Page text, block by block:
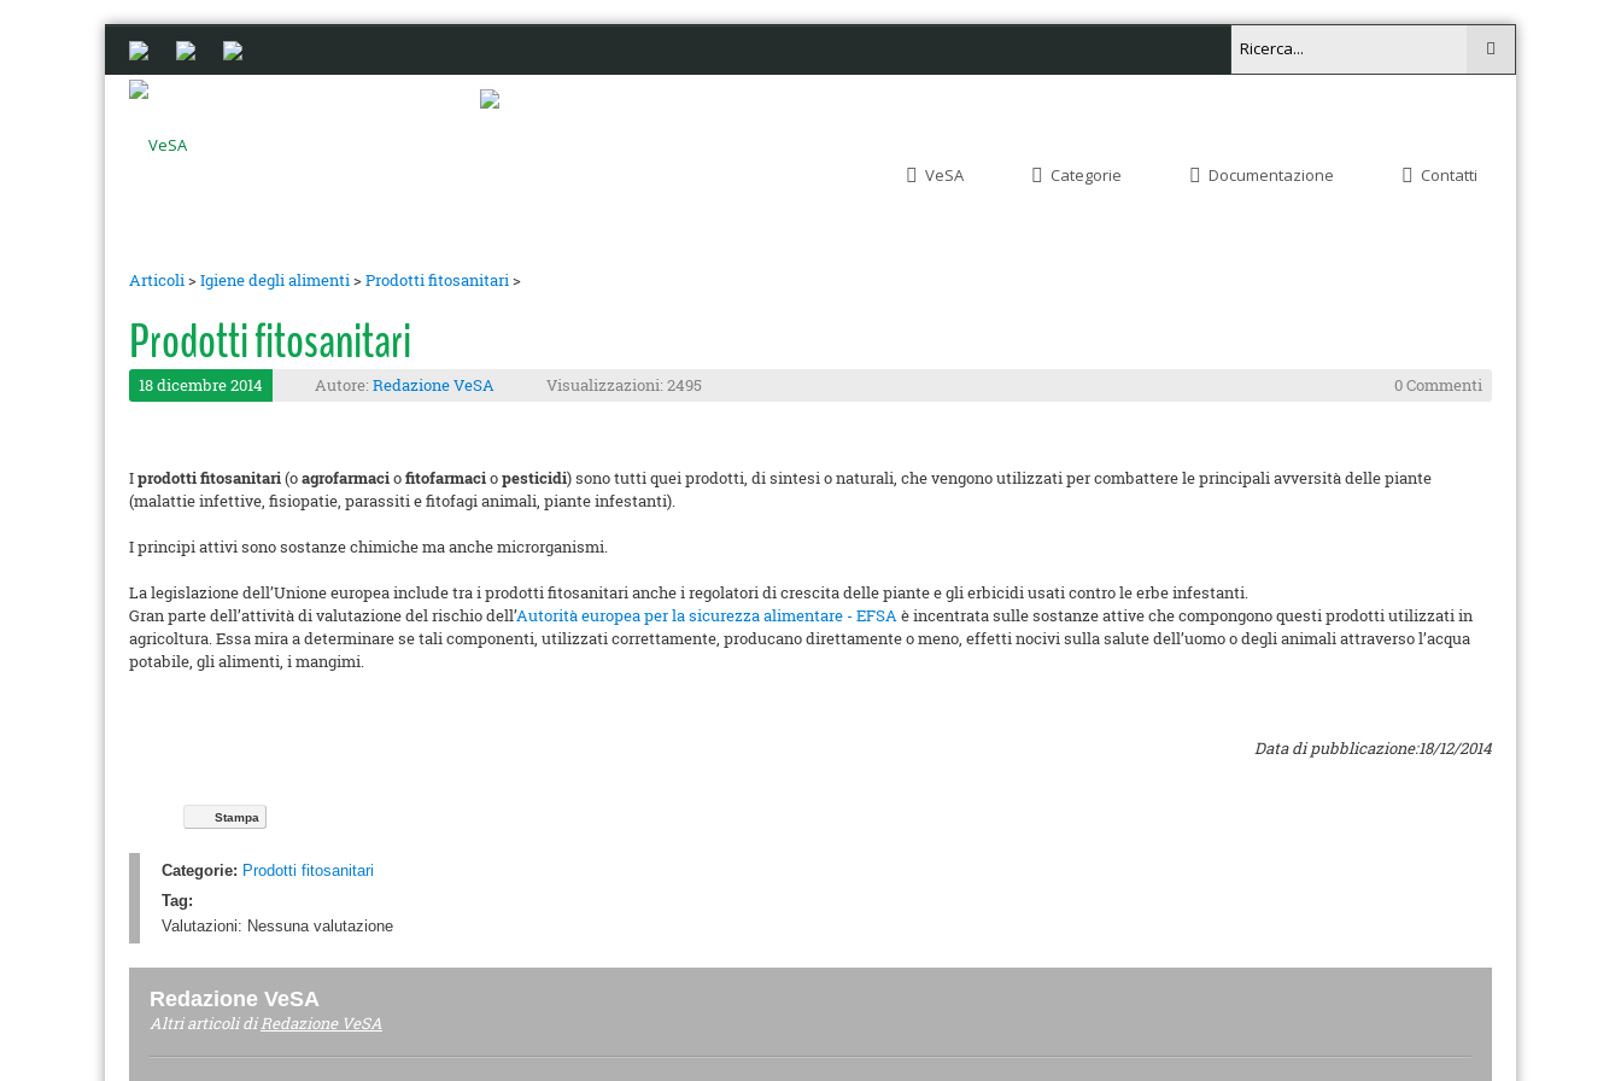
VeSA Categorie Documentazione Contatti
Articoli>Igiene degli alimenti>Prodotti fitosanitari>
Prodotti fitosanitari
18 dicembre 2014 Autore: Redazione VeSA Visualizzazioni: 2495 0 Commenti
Iprodotti fitosanitari(oagrofarmaciofitofarmaciopesticidi) sono tutti quei prodotti, di sintesi o naturali, che vengono utilizzati per combattere le principali avversità delle piante
(malattie infettive, fisiopatie, parassiti e fitofagi animali, piante infestanti).
I principi attivi sono sostanze chimiche ma anche microrganismi.
La legislazione dell’Unione europea include tra i prodotti fitosanitari anche i regolatori di crescita delle piante e gli erbicidi usati contro le erbe infestanti.
Gran parte dell’attività di valutazione del rischio dell’Autorità europea per la sicurezza alimentare - EFSAè incentrata sulle sostanze attive che compongono questi prodotti utilizzati in
agricoltura. Essa mira a determinare se tali componenti, utilizzati correttamente, producano direttamente o meno, effetti nocivi sulla salute dell’uomo o degli animali attraverso l’acqua
potabile, gli alimenti, i mangimi.
Data di pubblicazione:18/12/2014
Stampa
Categorie: Prodotti fitosanitari
Tag:
Valutazioni: Nessuna valutazione
Redazione VeSA
Altri articoli diRedazione VeSA